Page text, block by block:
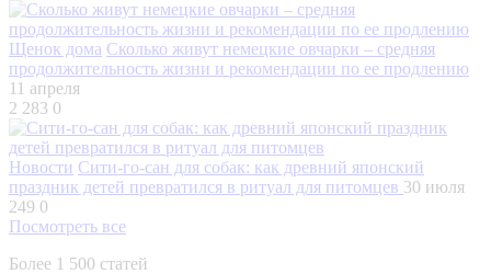
Щенок дома Сколько живут немецкие овчарки – средняя
продолжительность жизни и рекомендации по ее продлению
11 апреля
2 283 0
Новости Сити-го-сан для собак: как древний японский
праздник детей превратился в ритуал для питомцев 30 июля
249 0
Посмотреть все
Более 1 500 статей